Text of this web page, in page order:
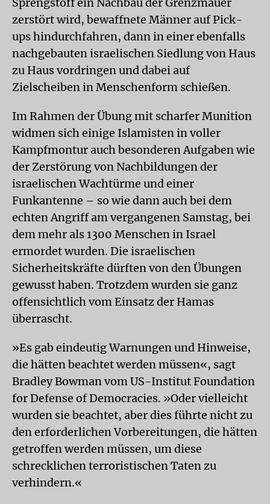
zerstört wird, bewaffnete Männer auf Pick-
ups hindurchfahren, dann in einer ebenfalls
nachgebauten israelischen Siedlung von Haus
zu Haus vordringen und dabei auf
Zielscheiben in Menschenform schießen.
Im Rahmen der Übung mit scharfer Munition
widmen sich einige Islamisten in voller
Kampfmontur auch besonderen Aufgaben wie
der Zerstörung von Nachbildungen der
israelischen Wachtürme und einer
Funkantenne – so wie dann auch bei dem
echten Angriff am vergangenen Samstag, bei
dem mehr als 1300 Menschen in Israel
ermordet wurden. Die israelischen
Sicherheitskräfte dürften von den Übungen
gewusst haben. Trotzdem wurden sie ganz
offensichtlich vom Einsatz der Hamas
überrascht.
»Es gab eindeutig Warnungen und Hinweise,
die hätten beachtet werden müssen«, sagt
Bradley Bowman vom US-Institut Foundation
for Defense of Democracies. »Oder vielleicht
wurden sie beachtet, aber dies führte nicht zu
den erforderlichen Vorbereitungen, die hätten
getroffen werden müssen, um diese
schrecklichen terroristischen Taten zu
verhindern.«